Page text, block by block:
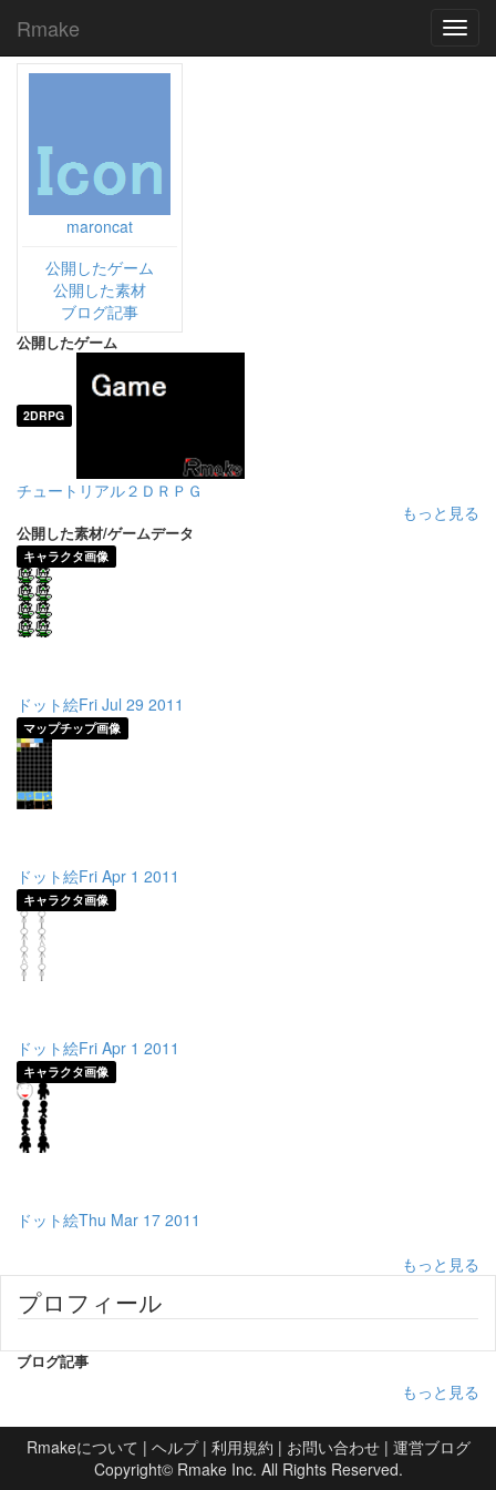
Rmake
maroncat
公開したゲーム
公開した素材
ブログ記事
公開したゲーム
2DRPG
チュートリアル２ＤＲＰＧ
もっと見る
公開した素材/ゲームデータ
キャラクタ画像
ドット絵Fri Jul 29 2011
マップチップ画像
ドット絵Fri Apr 1 2011
キャラクタ画像
ドット絵Fri Apr 1 2011
キャラクタ画像
ドット絵Thu Mar 17 2011
もっと見る
プロフィール
ブログ記事
もっと見る
Rmakeについて | ヘルプ| 利用規約 | お問い合わせ| 運営ブログ
Copyright© Rmake Inc. All Rights Reserved.